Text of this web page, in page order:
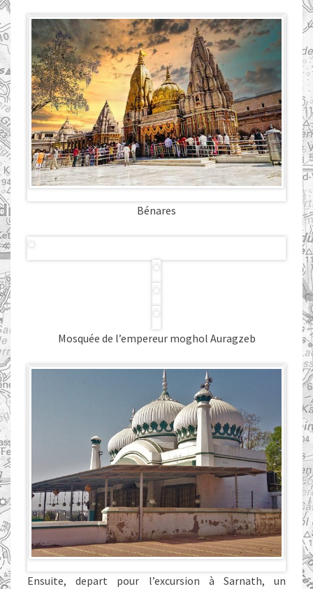
Bénares
Mosquée de l’empereur moghol Auragzeb
Ensuite, depart pour l’excursion à Sarnath, un